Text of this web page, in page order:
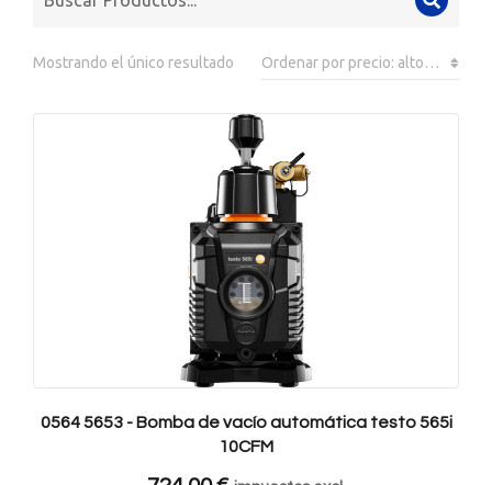
Mostrando el único resultado
0564 5653 - Bomba de vacío automática testo 565i
10CFM